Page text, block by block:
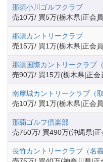
那須小川ゴルフクラブ
売10万/ 買5万(栃木県|正会
那須カントリークラブ
売15万/ 買1万(栃木県|正会
那須国際カントリークラブ
売90万/ 買15万(栃木県|正会
南摩城カントリークラブ（取
売10万/ 買1万(栃木県|正会
那覇ゴルフ倶楽部
売750万/ 買490万(沖縄県|正
長竹カントリークラブ（名